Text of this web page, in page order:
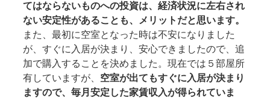
てはならないものへの投資は、経済状況に左右され
ない安定性があることも、メリットだと思います。
また、最初に空室となった時は不安になりました
が、すぐに入居が決まり、安心できましたので、追
加で購入することを決めました。現在では５部屋所
有していますが、 空室が出てもすぐに入居が決まり
ますので、毎月安定した家賃収入が得られていま